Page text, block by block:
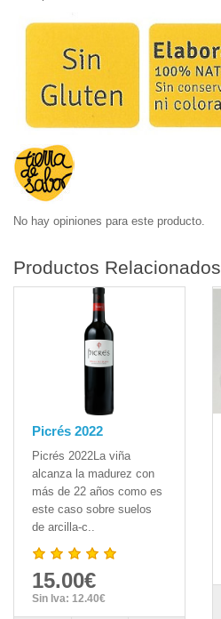
No hay opiniones para este producto.
Productos Relacionados
Picrés 2022
Picrés 2022La viña
alcanza la madurez con
más de 22 años como es
este caso sobre suelos
de arcilla-c..
15.00€
Sin Iva: 12.40€